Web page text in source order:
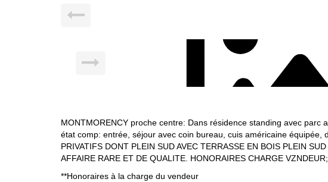
MONTMORENCY proche centre: Dans résidence standing avec parc
état comp: entrée, séjour avec coin bureau, cuis américaine équipée,
PRIVATIFS DONT PLEIN SUD AVEC TERRASSE EN BOIS PLEIN
AFFAIRE RARE ET DE QUALITE. HONORAIRES CHARGE VZNDEUR;
**Honoraires à la charge du vendeur